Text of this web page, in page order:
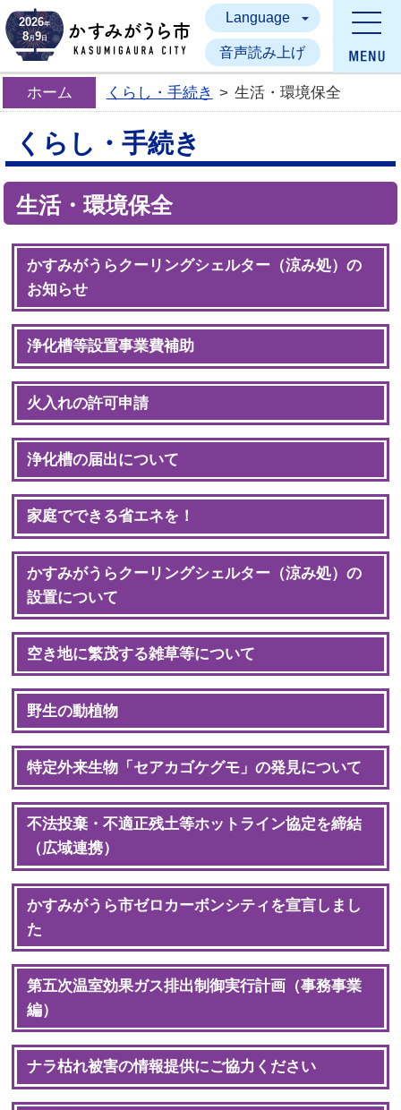
かすみがうら市
2026年
8月9日
Language
音声読み上げ
ホーム くらし・手続き > 生活・環境保全
くらし・手続き
生活・環境保全
かすみがうらクーリングシェルター（涼み処）の
お知らせ
浄化槽等設置事業費補助
火入れの許可申請
浄化槽の届出について
家庭でできる省エネを！
かすみがうらクーリングシェルター（涼み処）の
設置について
空き地に繁茂する雑草等について
野生の動植物
特定外来生物「セアカゴケグモ」の発見について
不法投棄・不適正残土等ホットライン協定を締結
（広域連携）
かすみがうら市ゼロカーボンシティを宣言しまし
た
第五次温室効果ガス排出制御実行計画（事務事業
編）
ナラ枯れ被害の情報提供にご協力ください